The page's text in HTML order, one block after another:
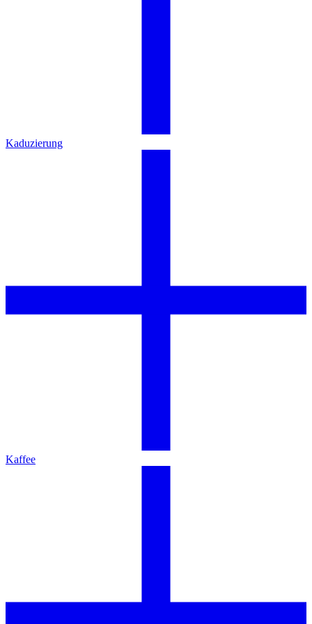
Kaduzierung
Kaffee